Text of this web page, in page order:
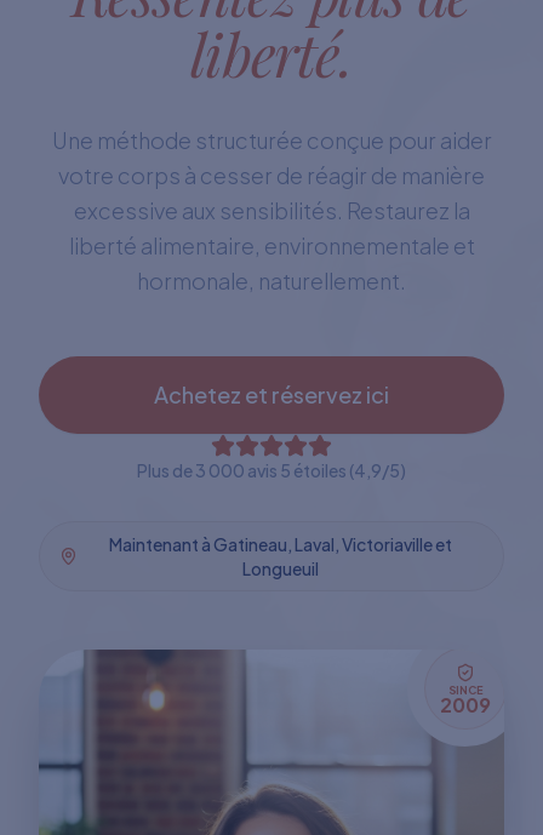
liberté.
Une méthode structurée conçue pour aider
votre corps à cesser de réagir de manière
excessive aux sensibilités. Restaurez la
liberté alimentaire, environnementale et
hormonale, naturellement.
Achetez et réservez ici
Plus de 3 000 avis 5 étoiles (4,9/5)
Maintenant à Gatineau, Laval, Victoriaville et
Longueuil
SINCE
2009